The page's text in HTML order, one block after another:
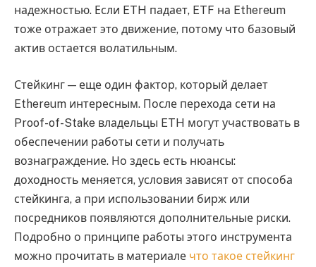
надежностью. Если ETH падает, ETF на Ethereum
тоже отражает это движение, потому что базовый
актив остается волатильным.
Стейкинг — еще один фактор, который делает
Ethereum интересным. После перехода сети на
Proof-of-Stake владельцы ETH могут участвовать в
обеспечении работы сети и получать
вознаграждение. Но здесь есть нюансы:
доходность меняется, условия зависят от способа
стейкинга, а при использовании бирж или
посредников появляются дополнительные риски.
Подробно о принципе работы этого инструмента
можно прочитать в материале что такое стейкинг